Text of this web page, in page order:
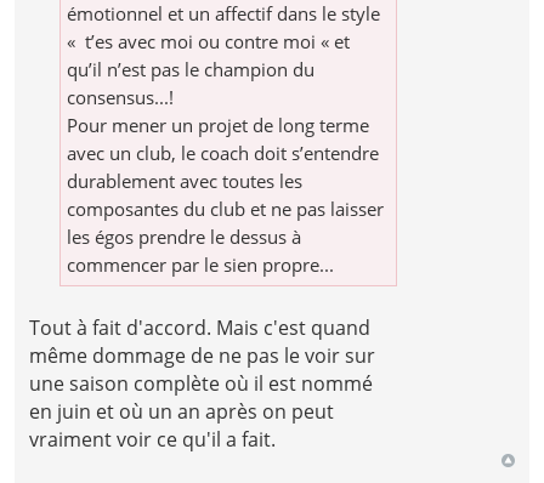
émotionnel et un affectif dans le style
« t’es avec moi ou contre moi « et
qu’il n’est pas le champion du
consensus...!
Pour mener un projet de long terme
avec un club, le coach doit s’entendre
durablement avec toutes les
composantes du club et ne pas laisser
les égos prendre le dessus à
commencer par le sien propre...
Tout à fait d'accord. Mais c'est quand
même dommage de ne pas le voir sur
une saison complète où il est nommé
en juin et où un an après on peut
vraiment voir ce qu'il a fait.